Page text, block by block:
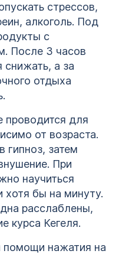
стрессов,
алкоголь. Под
с
После 3 часов
снижать, а за
отдыха
проводится для
от возраста.
гипноз, затем
При
научиться
хотя бы на минуту.
расслаблены,
курса Кегеля.
нажатия на